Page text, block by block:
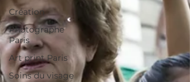
Création
Photographe
Paris
Art print Paris
Soins du visage